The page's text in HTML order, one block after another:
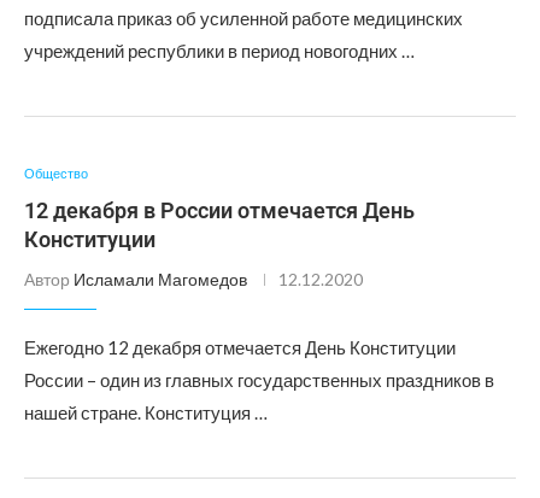
подписала приказ об усиленной работе медицинских
учреждений республики в период новогодних …
Общество
12 декабря в России отмечается День
Конституции
Автор Исламали Магомедов 12.12.2020
Ежегодно 12 декабря отмечается День Конституции
России – один из главных государственных праздников в
нашей стране. Конституция …